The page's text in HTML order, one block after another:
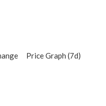
Price Graph (7d)